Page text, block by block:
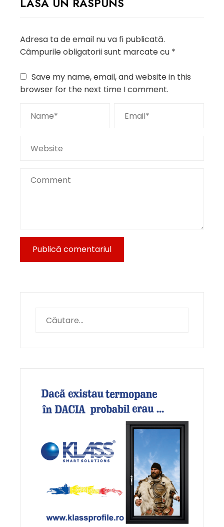
Adresa ta de email nu va fi publicată.
Câmpurile obligatorii sunt marcate cu *
Save my name, email, and website in this
browser for the next time I comment.
după: